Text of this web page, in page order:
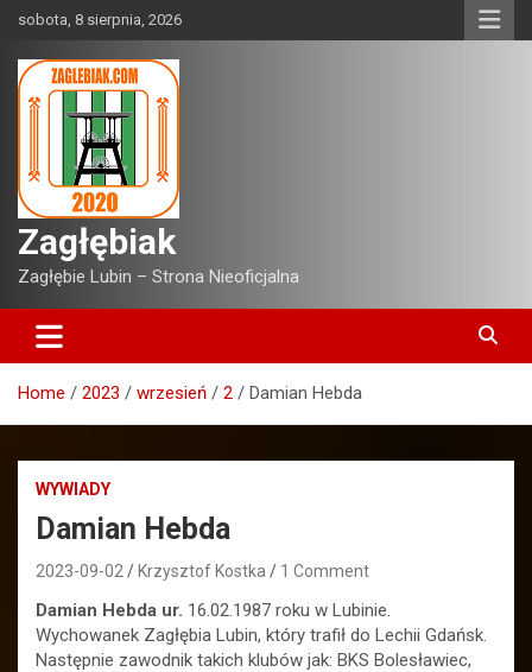
content
sobota, 8 sierpnia, 2026
Zagłębiak
Zagłębie Lubin – Strona Nieoficjalna
Home 2023 wrzesień 2 Damian Hebda
WYWIADY
Damian Hebda
2023-09-02 Krzysztof Kostka 1 Comment
Damian Hebda ur. 16.02.1987 roku w Lubinie.
Wychowanek Zagłębia Lubin, który trafił do Lechii Gdańsk.
Następnie zawodnik takich klubów jak: BKS Bolesławiec,